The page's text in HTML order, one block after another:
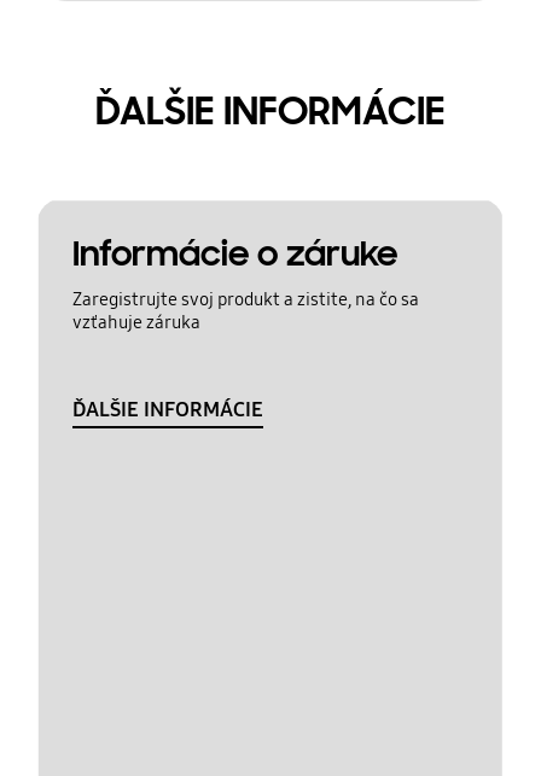
ĎALŠIE INFORMÁCIE
Informácie o záruke
Zaregistrujte svoj produkt a zistite, na čo sa
vzťahuje záruka
ĎALŠIE INFORMÁCIE